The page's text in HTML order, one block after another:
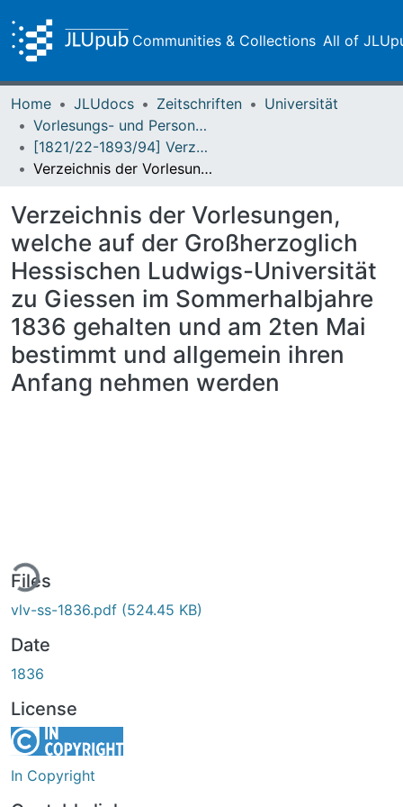
Communities & Collections All of
Home JLUdocs Zeitschriften
Universität
Vorlesungs- und Personalverzeichnis / Justus-Liebig-Universität Gießen
[1821/22-1893/94] Verzeichniß der Vorlesungen / Großherzoglich Hessische Universität zu Giessen
Verzeichnis der Vorlesungen, welche auf der Großherzoglich Hessischen Ludwigs-Universität zu Giessen im Sommerhalbjahre 1836 gehalten und am 2ten Mai bestimmt und allgemein ihren Anfang nehmen werden
Verzeichnis der Vorlesungen,
welche auf der Großherzoglich
Hessischen Ludwigs-Universität
zu Giessen im Sommerhalbjahre
1836 gehalten und am 2ten Mai
bestimmt und allgemein ihren
Anfang nehmen werden
Files
vlv-ss-1836.pdf (524.45 KB)
Date
1836
License
In Copyright